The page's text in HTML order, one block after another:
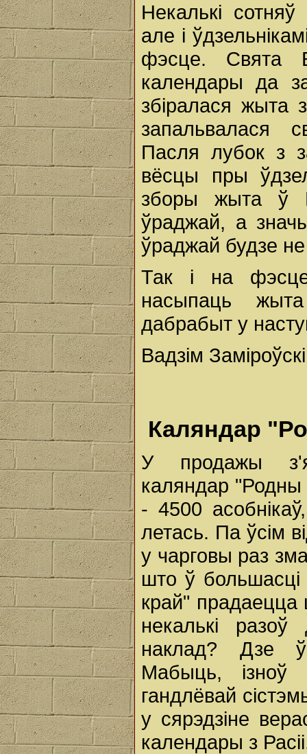
Некалькі
але і
фэсце. Свята
календары да
збіралася жыта
запальвалася
Пасля лубок з
вёсцы пры
зборы жыта ў
ўраджай, а
ўраджай будзе
Так і на
насыпаць
дабрабыт у
Вадзім
Каляндар
У продажы
каляндар "Родны
- 4500
летась. Па ўсім
у чарговы раз
што ў большасці
край" прадаецца
некалькі
наклад? Дзе
Мабыць, ізноў
гандлёвай
у сярэдзіне
календары з